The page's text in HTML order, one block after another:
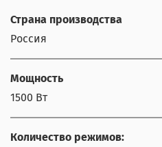
Страна производства
Россия
Мощность
1500 Вт
Количество режимов: